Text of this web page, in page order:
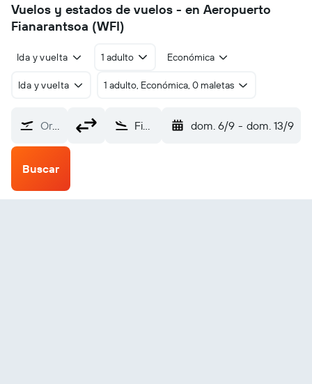
Vuelos y estados de vuelos - en Aeropuerto
Fianarantsoa (WFI)
Ida y vuelta 1 adulto Económica
Ida y vuelta 1 adulto, Económica, 0 maletas
Origen Fianarantsoa (WFI) dom. 6/9 - dom. 13/9
Buscar